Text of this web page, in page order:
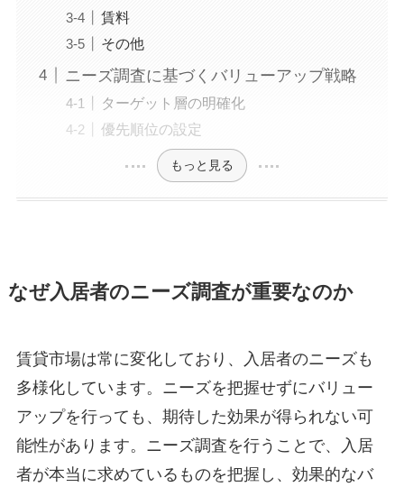
賃料
その他
ニーズ調査に基づくバリューアップ戦略
ターゲット層の明確化
優先順位の設定
もっと見る
なぜ入居者のニーズ調査が重要なのか
賃貸市場は常に変化しており、入居者のニーズも
多様化しています。ニーズを把握せずにバリュー
アップを行っても、期待した効果が得られない可
能性があります。ニーズ調査を行うことで、入居
者が本当に求めているものを把握し、効果的なバ